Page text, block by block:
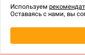
технологии.
Используем
Оставаясь с нами, вы